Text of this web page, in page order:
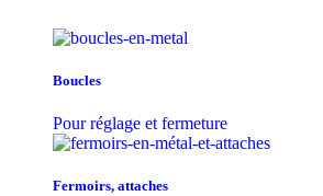
Boucles
Pour réglage et fermeture
Fermoirs, attaches